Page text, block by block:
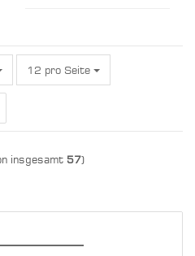
12 pro Seite
pro Seite
insgesamt 57)